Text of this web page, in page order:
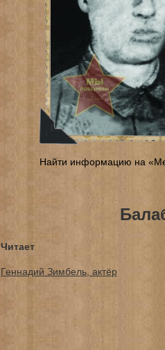
Найти информацию на
Читает
Геннадий Зимбель, актёр